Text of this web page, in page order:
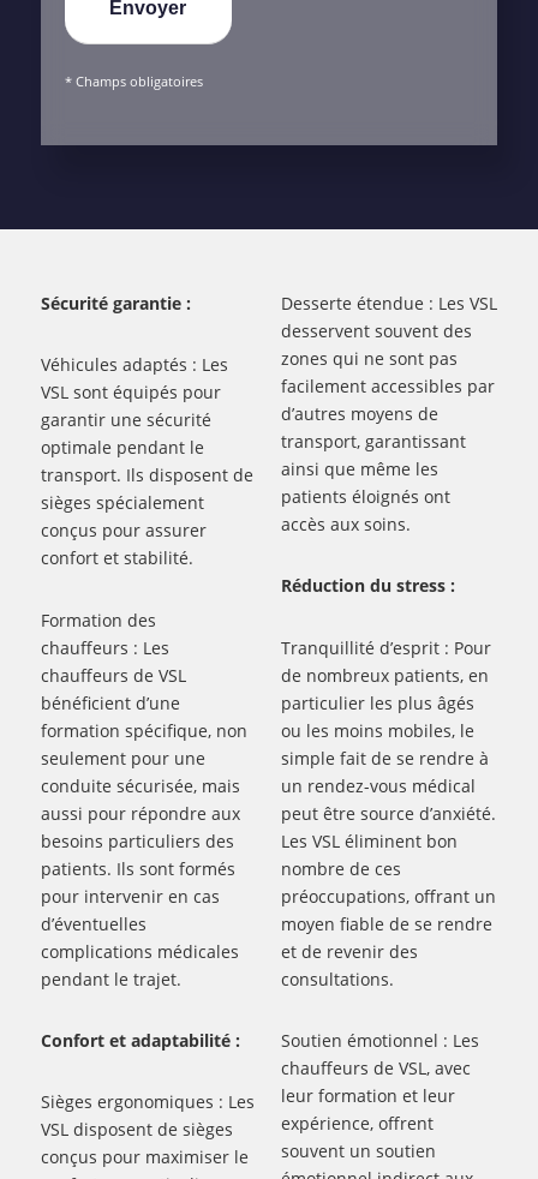
* Champs obligatoires
Sécurité garantie :
Véhicules adaptés : Les
VSL sont équipés pour
garantir une sécurité
optimale pendant le
transport. Ils disposent de
sièges spécialement
conçus pour assurer
confort et stabilité.
Formation des
chauffeurs : Les
chauffeurs de VSL
bénéficient d’une
formation spécifique, non
seulement pour une
conduite sécurisée, mais
aussi pour répondre aux
besoins particuliers des
patients. Ils sont formés
pour intervenir en cas
d’éventuelles
complications médicales
pendant le trajet.
Confort et adaptabilité :
Sièges ergonomiques : Les
VSL disposent de sièges
conçus pour maximiser le
Desserte étendue : Les VSL
desservent souvent des
zones qui ne sont pas
facilement accessibles par
d’autres moyens de
transport, garantissant
ainsi que même les
patients éloignés ont
accès aux soins.
Réduction du stress :
Tranquillité d’esprit : Pour
de nombreux patients, en
particulier les plus âgés
ou les moins mobiles, le
simple fait de se rendre à
un rendez-vous médical
peut être source d’anxiété.
Les VSL éliminent bon
nombre de ces
préoccupations, offrant un
moyen fiable de se rendre
et de revenir des
consultations.
Soutien émotionnel : Les
chauffeurs de VSL, avec
leur formation et leur
expérience, offrent
souvent un soutien